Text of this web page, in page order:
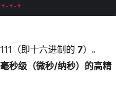
+-+
（即十六进制的 7）。
秒级（微秒/纳秒）的高精